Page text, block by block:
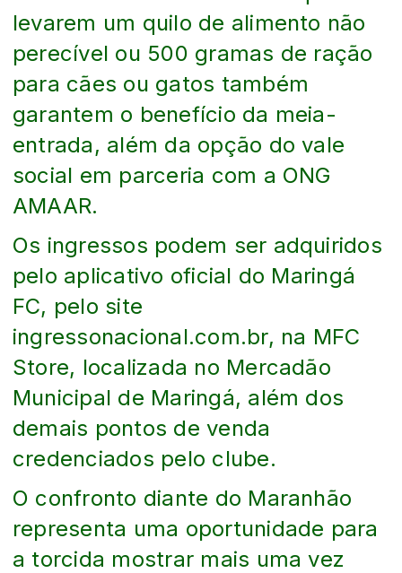
levarem um quilo de alimento não
perecível ou 500 gramas de ração
para cães ou gatos também
garantem o benefício da meia-
entrada, além da opção do vale
social em parceria com a ONG
AMAAR.
Os ingressos podem ser adquiridos
pelo aplicativo oficial do Maringá
FC, pelo site
ingressonacional.com.br, na MFC
Store, localizada no Mercadão
Municipal de Maringá, além dos
demais pontos de venda
credenciados pelo clube.
O confronto diante do Maranhão
representa uma oportunidade para
a torcida mostrar mais uma vez